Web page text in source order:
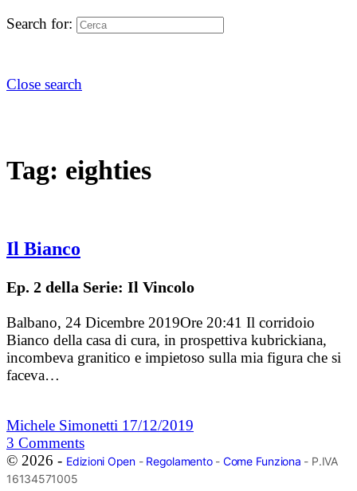
Search for:
Close search
Tag: eighties
Il Bianco
Ep. 2 della Serie: Il Vincolo
Balbano, 24 Dicembre 2019Ore 20:41 Il corridoio
Bianco della casa di cura, in prospettiva kubrickiana,
incombeva granitico e impietoso sulla mia figura che si
faceva…
Michele Simonetti 17/12/2019
3 Comments
© 2026 - Edizioni Open- Regolamento- Come Funziona - P.IVA
16134571005